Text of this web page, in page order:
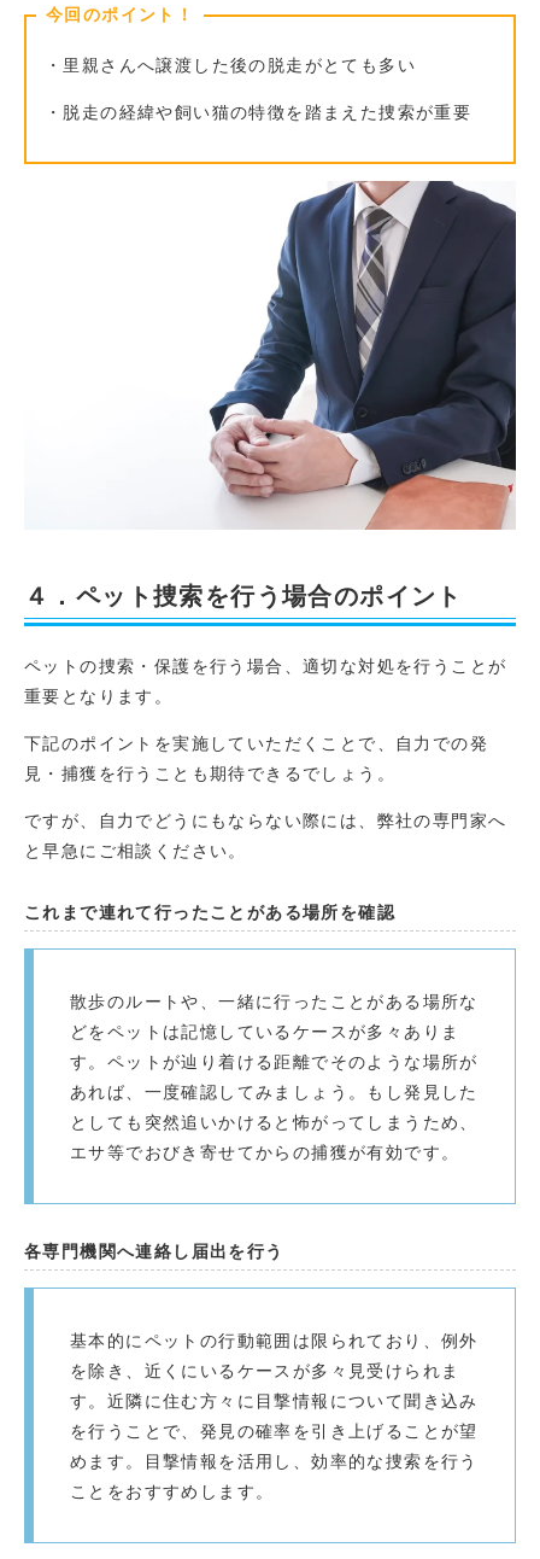
今回のポイント！
・里親さんへ譲渡した後の脱走がとても多い
・脱走の経緯や飼い猫の特徴を踏まえた捜索が重要
４．ペット捜索を行う場合のポイント
ペットの捜索・保護を行う場合、適切な対処を行うことが
重要となります。
下記のポイントを実施していただくことで、自力での発
見・捕獲を行うことも期待できるでしょう。
ですが、自力でどうにもならない際には、弊社の専門家へ
と早急にご相談ください。
これまで連れて行ったことがある場所を確認
散歩のルートや、一緒に行ったことがある場所な
どをペットは記憶しているケースが多々ありま
す。ペットが辿り着ける距離でそのような場所が
あれば、一度確認してみましょう。もし発見した
としても突然追いかけると怖がってしまうため、
エサ等でおびき寄せてからの捕獲が有効です。
各専門機関へ連絡し届出を行う
基本的にペットの行動範囲は限られており、例外
を除き、近くにいるケースが多々見受けられま
す。近隣に住む方々に目撃情報について聞き込み
を行うことで、発見の確率を引き上げることが望
めます。目撃情報を活用し、効率的な捜索を行う
ことをおすすめします。